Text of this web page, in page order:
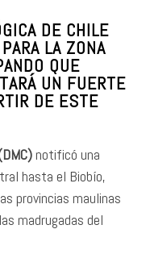
DE CHILE
LA ZONA
QUE
UN FUERTE
DE ESTE
notificó una
hasta el Biobío,
provincias maulinas
madrugadas del